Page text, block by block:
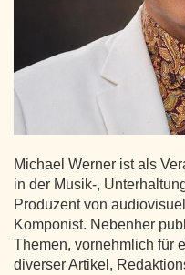
Michael Werner ist als
in der Musik-,
Produzent von
Komponist. Nebenher
Themen, vornehmlich für
diverser Artikel,